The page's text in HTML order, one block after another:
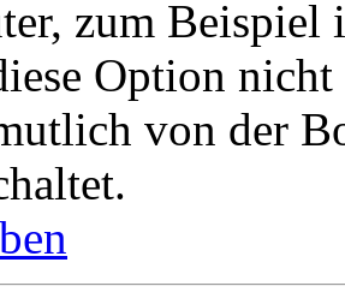
zum Beispiel
Option
von der